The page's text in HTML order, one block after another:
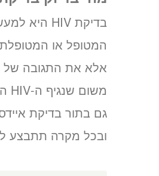
המטופל או
אלא את התגובה של
ובכל מקרה תתבצע